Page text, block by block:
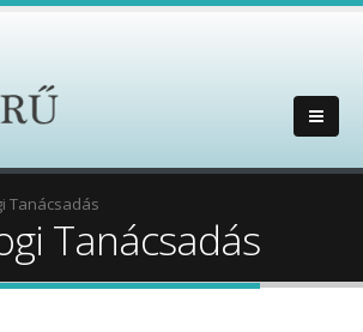
Tanácsadás
Tanácsadás